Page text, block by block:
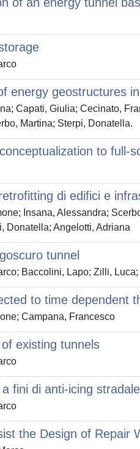
energy geostructures
Capati, Giulia; Cecinato,
Martina; Sterpi, Donatella.
to full-
di edifici e
Insana, Alessandra;
Donatella; Angelotti, Adriana
tunnel
Baccolini, Lapo; Zilli,
to time dependent
Campana, Francesco
existing tunnels
fini di anti-icing stradale
the Design of Repair